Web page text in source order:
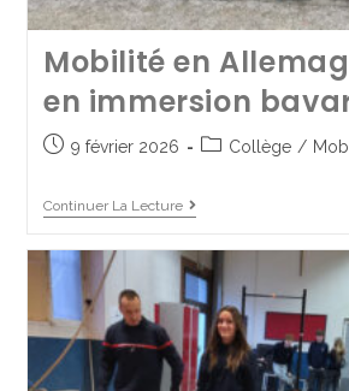
Mobilité en
en immersion
9 février 2026 Collège /
Continuer La Lecture
La deuxième édition
Jo’rnal du CVC est
28 avril 2025 Collège
Continuer La Lecture